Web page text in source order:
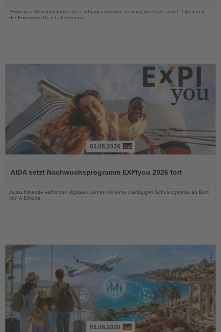
Bisheriger Geschäftsführer der Lufthansa Aviation Training wechselt zum 1. Oktober in
die Eurowings-Geschäftsführung
die
03.08.2026
AIDA setzt Nachwuchsprogramm EXPIyou 2026 fort
Auszubildende verbinden digitales Lernen mit einer dreitägigen Schulungsreise an Bord
von AIDAluna
03.08.2026